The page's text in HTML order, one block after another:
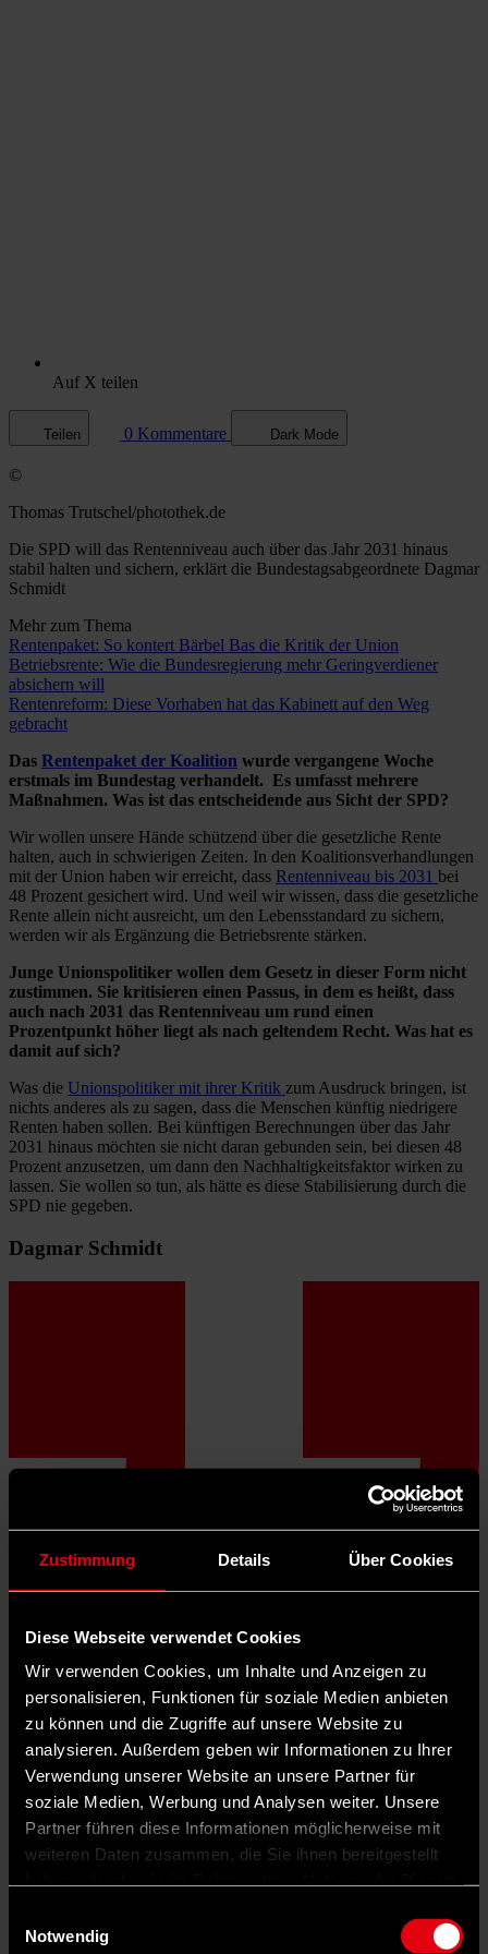
Zustimmung Details Über Cookies
Diese Webseite verwendet Cookies
Wir verwenden Cookies, um Inhalte und Anzeigen zu
personalisieren, Funktionen für soziale Medien anbieten
zu können und die Zugriffe auf unsere Website zu
analysieren. Außerdem geben wir Informationen zu Ihrer
Verwendung unserer Website an unsere Partner für
soziale Medien, Werbung und Analysen weiter. Unsere
Partner führen diese Informationen möglicherweise mit
weiteren Daten zusammen, die Sie ihnen bereitgestellt
Notwendig
Auf X teilen
Teilen 0 Kommentare Dark Mode
©
Thomas Trutschel/photothek.de
Die SPD will das Rentenniveau auch über das Jahr 2031 hinaus
stabil halten und sichern, erklärt die Bundestagsabgeordnete Dagmar
Schmidt
Mehr zum Thema
Rentenpaket: So kontert Bärbel Bas die Kritik der Union
Betriebsrente: Wie die Bundesregierung mehr Geringverdiener
absichern will
Rentenreform: Diese Vorhaben hat das Kabinett auf den Weg
gebracht
Das Rentenpaket der Koalition wurde vergangene Woche
erstmals im Bundestag verhandelt. Es umfasst mehrere
Maßnahmen. Was ist das entscheidende aus Sicht der SPD?
Wir wollen unsere Hände schützend über die gesetzliche Rente
halten, auch in schwierigen Zeiten. In den Koalitionsverhandlungen
mit der Union haben wir erreicht, dass Rentenniveau bis 2031 bei
48 Prozent gesichert wird. Und weil wir wissen, dass die gesetzliche
Rente allein nicht ausreicht, um den Lebensstandard zu sichern,
werden wir als Ergänzung die Betriebsrente stärken.
Junge Unionspolitiker wollen dem Gesetz in dieser Form nicht
zustimmen. Sie kritisieren einen Passus, in dem es heißt, dass
auch nach 2031 das Rentenniveau um rund einen
Prozentpunkt höher liegt als nach geltendem Recht. Was hat es
damit auf sich?
Was die Unionspolitiker mit ihrer Kritik zum Ausdruck bringen, ist
nichts anderes als zu sagen, dass die Menschen künftig niedrigere
Renten haben sollen. Bei künftigen Berechnungen über das Jahr
2031 hinaus möchten sie nicht daran gebunden sein, bei diesen 48
Prozent anzusetzen, um dann den Nachhaltigkeitsfaktor wirken zu
lassen. Sie wollen so tun, als hätte es diese Stabilisierung durch die
SPD nie gegeben.
Dagmar Schmidt
Was die Unionspolitiker mit ihrer Kritik zum Ausdruck bringen, ist
nichts anderes als zu sagen, dass die Menschen künftig niedrigere
Renten haben sollen.